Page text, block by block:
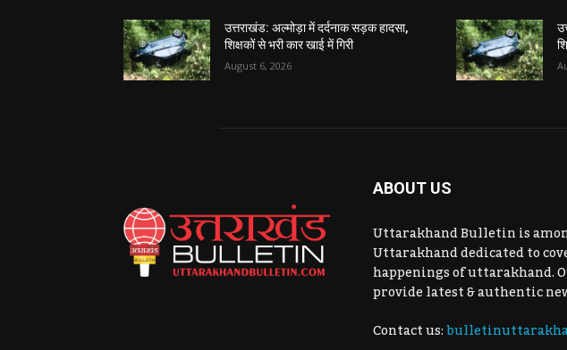
उत्तराखंड: अल्मोड़ा में दर्दनाक सड़क हादसा,
शिक्षकों से भरी कार खाई में गिरी
August 6, 2026
ABOUT US
Uttarakhand Bulletin is
Uttarakhand dedicated to
happenings of uttarakhand.
provide latest & authentic
Contact us: